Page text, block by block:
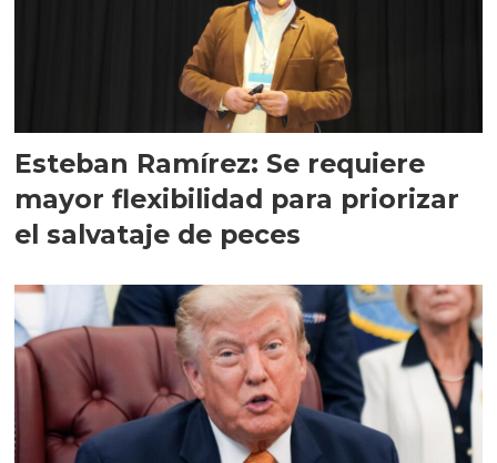
Esteban Ramírez: Se requiere
mayor flexibilidad para priorizar
el salvataje de peces